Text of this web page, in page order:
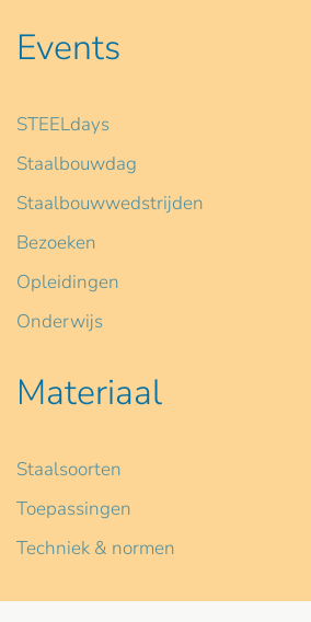
Events
STEELdays
Staalbouwdag
Staalbouwwedstrijden
Bezoeken
Opleidingen
Onderwijs
Materiaal
Staalsoorten
Toepassingen
Techniek & normen